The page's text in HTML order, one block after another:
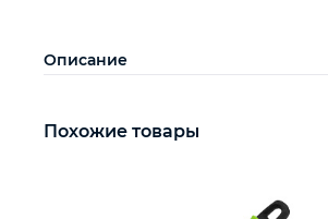
Описание
Похожие товары